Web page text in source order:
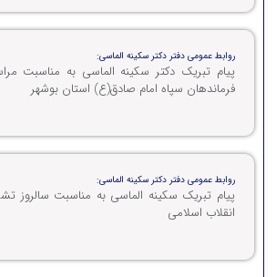
روابط عمومی دفتر دکتر سکینه الماسی:
پیام تبریک دکتر سکینه الماسی به مناسبت
فرماندهان سپاه امام صادق(ع) استان بوشهر
روابط عمومی دفتر دکتر سکینه الماسی:
پیام تبریک سکینه الماسی به مناسبت سالروز
انقلاب اسلامی